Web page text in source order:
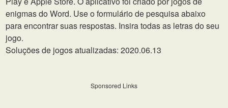
enigmas do Word. Use o formulário de pesquisa abaixo
para encontrar suas respostas. Insira todas as letras do seu
jogo.
Soluções de jogos atualizadas: 2020.06.13
Sponsored Links